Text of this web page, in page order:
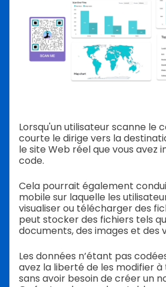
Lorsqu'un utilisateur scanne le
courte le dirige vers la
le site Web réel que vous avez
code.
Cela pourrait également
mobile sur laquelle les
visualiser ou télécharger des
peut stocker des fichiers tels
documents, des images et des
Les données n’étant pas
avez la liberté de les modifier
sans avoir besoin de créer un